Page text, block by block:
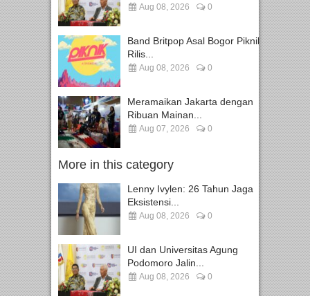
Aug 08, 2026 0
Band Britpop Asal Bogor Piknik
Rilis...
Aug 08, 2026 0
Meramaikan Jakarta dengan
Ribuan Mainan...
Aug 07, 2026 0
More in this category
Lenny Ivylen: 26 Tahun Jaga
Eksistensi...
Aug 08, 2026 0
UI dan Universitas Agung
Podomoro Jalin...
Aug 08, 2026 0